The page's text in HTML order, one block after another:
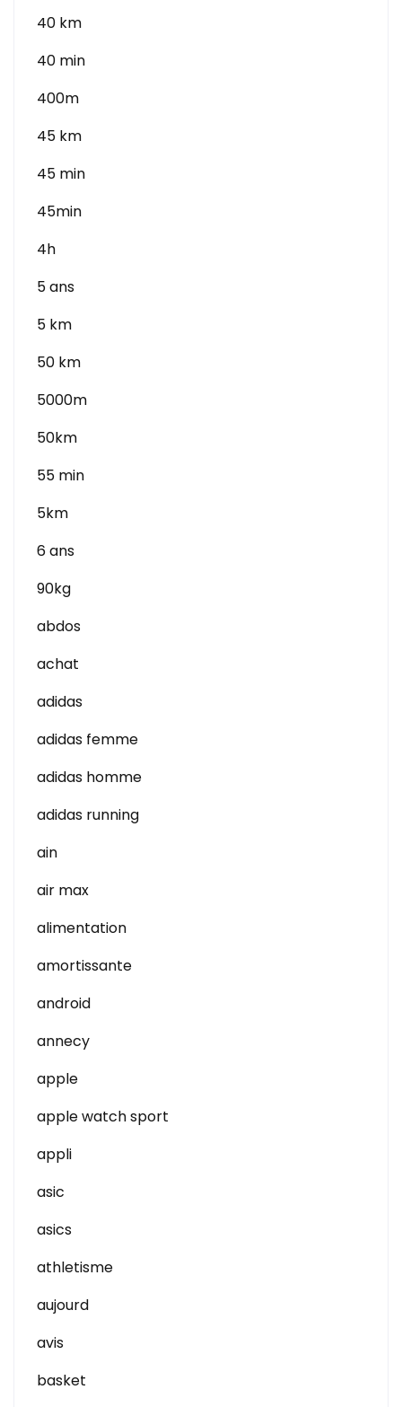
40 km
40 min
400m
45 km
45 min
45min
4h
5 ans
5 km
50 km
5000m
50km
55 min
5km
6 ans
90kg
abdos
achat
adidas
adidas femme
adidas homme
adidas running
ain
air max
alimentation
amortissante
android
annecy
apple
apple watch sport
appli
asic
asics
athletisme
aujourd
avis
basket